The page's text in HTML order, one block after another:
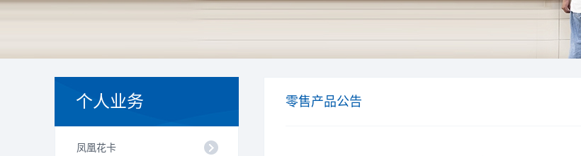
个人业务
凤凰花卡
零售产品公告